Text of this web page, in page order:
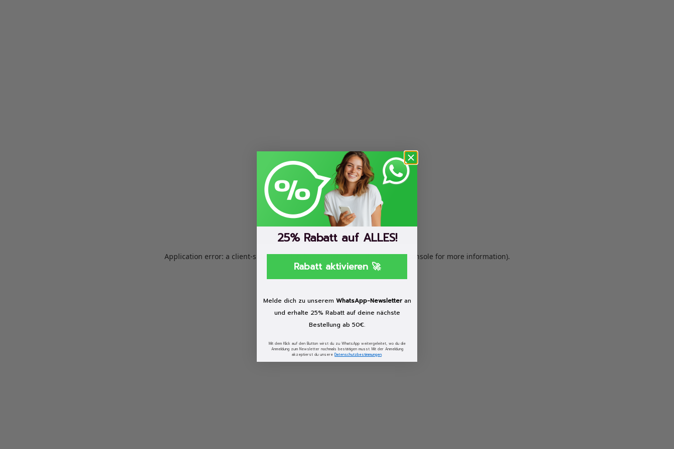
Application error: a client-side exception has occurred (see the browser console for more information).
25% Rabatt auf ALLES!
Rabatt aktivieren 🚀
Melde dich zu unserem WhatsApp-Newsletteran
und erhalte 25% Rabatt auf deine nächste
Bestellung ab 50€.
Mit dem Klick auf den Button wirst du zu WhatsApp weitergeleitet, wo du die
Anmeldung zum Newsletter nochmals bestätigen musst. Mit der Anmeldung
akzeptierst du unsere Datenschutzbestimmungen.